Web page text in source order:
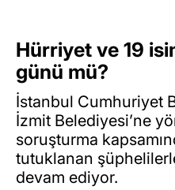
Hürriyet ve 19
günü mü?
İstanbul Cumhuriyet
İzmit Belediyesi’ne
soruşturma
tutuklanan
devam ediyor.